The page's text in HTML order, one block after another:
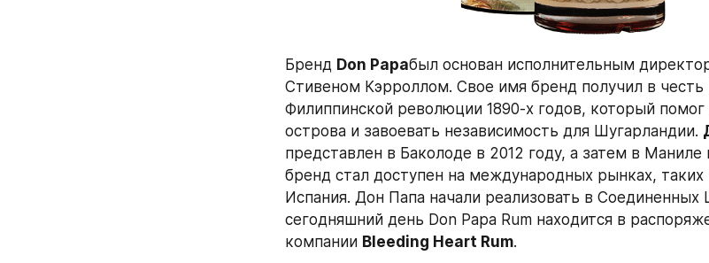
Бренд Don Papaбыл основан исполнительным
Стивеном Кэрроллом. Свое имя бренд получил в
Филиппинской революции 1890-х годов, который помог
острова и завоевать независимость для Шугарландии.
представлен в Баколоде в 2012 году, а затем в
бренд стал доступен на международных рынках, таких
Испания. Дон Папа начали реализовать в Соединенных
сегодняшний день Don Papa Rum находится в
компании Bleeding Heart Rum.